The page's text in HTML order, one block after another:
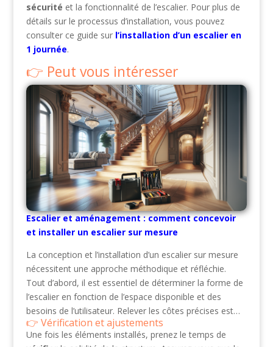
sécurité et la fonctionnalité de l’escalier. Pour plus de
détails sur le processus d’installation, vous pouvez
consulter ce guide sur l’installation d’un escalier en
1 journée.
Peut vous intéresser
Escalier et aménagement : comment concevoir
et installer un escalier sur mesure
La conception et l’installation d’un escalier sur mesure
nécessitent une approche méthodique et réfléchie.
Tout d’abord, il est essentiel de déterminer la forme de
l’escalier en fonction de l’espace disponible et des
besoins de l’utilisateur. Relever les côtes précises est…
Vérification et ajustements
Une fois les éléments installés, prenez le temps de